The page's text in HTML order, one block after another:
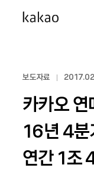
보도자료
카카오
16년 4
연간 1조